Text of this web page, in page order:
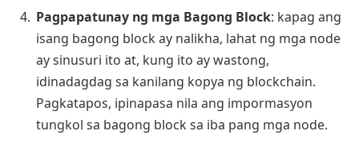
Pagpapatunay ng mga Bagong Block: kapag ang
isang bagong block ay nalikha, lahat ng mga node
ay sinusuri ito at, kung ito ay wastong,
idinadagdag sa kanilang kopya ng blockchain.
Pagkatapos, ipinapasa nila ang impormasyon
tungkol sa bagong block sa iba pang mga node.